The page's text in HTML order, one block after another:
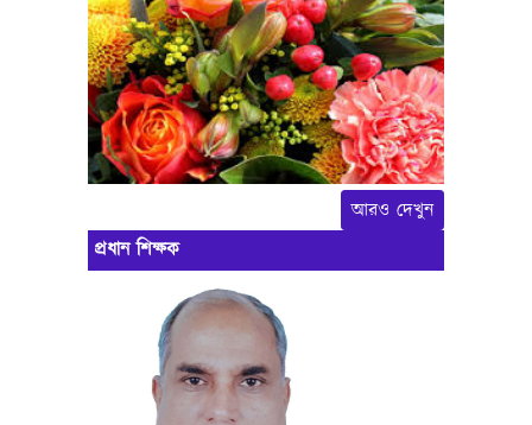
আরও দেখুন
প্রধান শিক্ষক